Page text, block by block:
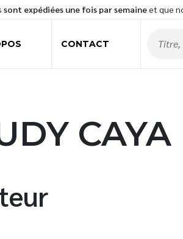
sont expédiées une fois par semaineet que
CONTACT
CAYA